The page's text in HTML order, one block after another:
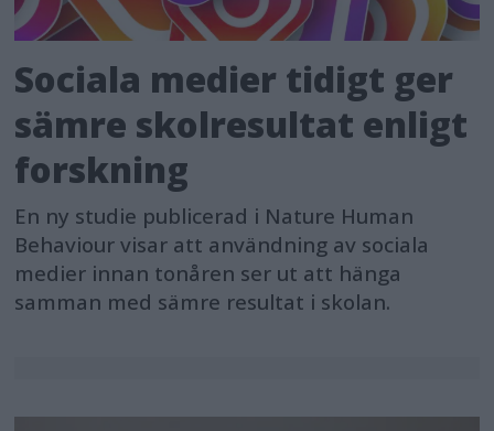
Sociala medier tidigt ger
sämre skolresultat enligt
forskning
En ny studie publicerad i Nature Human
Behaviour visar att användning av sociala
medier innan tonåren ser ut att hänga
samman med sämre resultat i skolan.